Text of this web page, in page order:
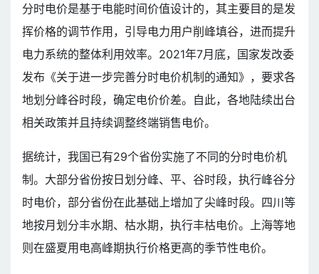
分时电价是基于电能时间价值设计的，其主要目的是发
挥价格的调节作用，引导电力用户削峰填谷，进而提升
电力系统的整体利用效率。2021年7月底，国家发改委
发布《关于进一步完善分时电价机制的通知》，要求各
地划分峰谷时段，确定电价价差。自此，各地陆续出台
相关政策并且持续调整终端销售电价。
据统计，我国已有29个省份实施了不同的分时电价机
制。大部分省份按日划分峰、平、谷时段，执行峰谷分
时电价，部分省份在此基础上增加了尖峰时段。四川等
地按月划分丰水期、枯水期，执行丰枯电价。上海等地
则在盛夏用电高峰期执行价格更高的季节性电价。